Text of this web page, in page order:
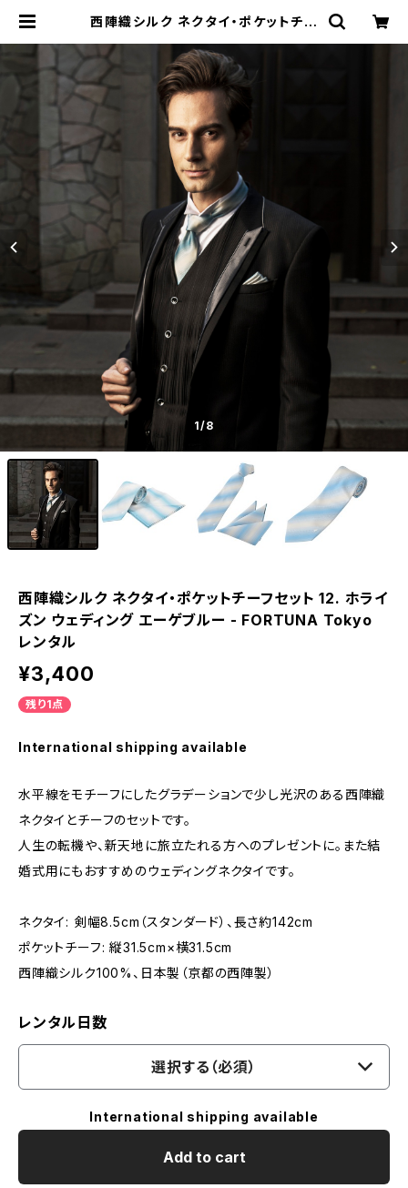
西陣織シルク ネクタイ・ポケットチー
エーゲブルー - FORTUNA Tokyo
レンタル | FORTUNA Tokyo For
Stylist フォーチュナトウキョウ スタ
イリスト向け衣装レンタルオンライン
ストア
1/8
西陣織シルク ネクタイ・ポケットチーフセット 12. ホライ
ズン ウェディング エーゲブルー - FORTUNA Tokyo
レンタル
¥3,400
残り1点
International shipping available
水平線をモチーフにしたグラデーションで少し光沢のある西陣織
ネクタイとチーフのセットです。
人生の転機や、新天地に旅立たれる方へのプレゼントに。また結
婚式用にもおすすめのウェディングネクタイです。
ネクタイ: 剣幅8.5cm（スタンダード）、長さ約142cm
ポケットチーフ: 縦31.5cm×横31.5cm
西陣織シルク100%、日本製（京都の西陣製）
レンタル日数
選択する（必須）
International shipping available
Add to cart